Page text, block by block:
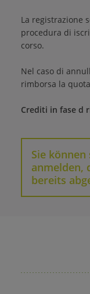
La registrazione
procedura di
corso.
Nel caso di
rimborsa la
Crediti in fase d
Sie
anmelden,
bereits